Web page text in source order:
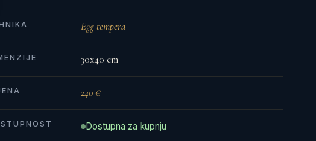
Egg tempera
30x40 cm
240 €
Dostupna za kupnju